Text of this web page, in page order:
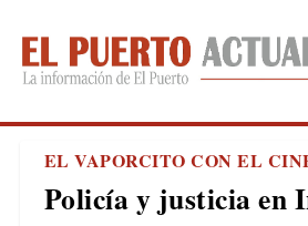
EL VAPORCITO CON EL
Policía y justicia en